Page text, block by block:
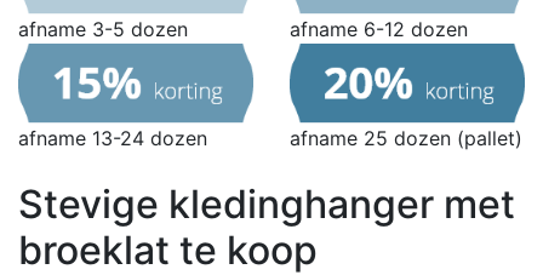
afname 3-5 dozen afname 6-12 dozen
afname 13-24 dozen afname 25 dozen (pallet)
Stevige kledinghanger met
broeklat te koop